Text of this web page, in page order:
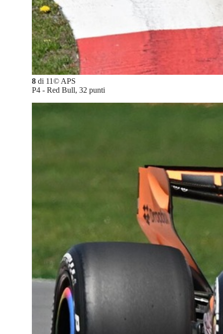
8 di 11© APS
P4 - Red Bull, 32 punti